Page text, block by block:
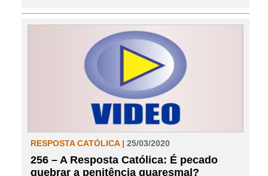
RESPOSTA CATÓLICA | 25/03/2020
256 – A Resposta Católica: É pecado
quebrar a penitência quaresmal?